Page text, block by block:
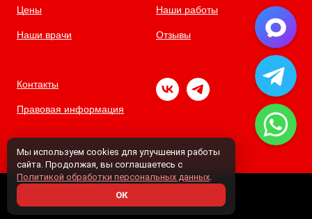
Мы используем cookies для улучшения работы
сайта. Продолжая, вы соглашаетесь с
Политикой обработки персональных данных.
ОК
Цены
Наши врачи
Наши работы
Отзывы
Контакты
Правовая информация
Made on